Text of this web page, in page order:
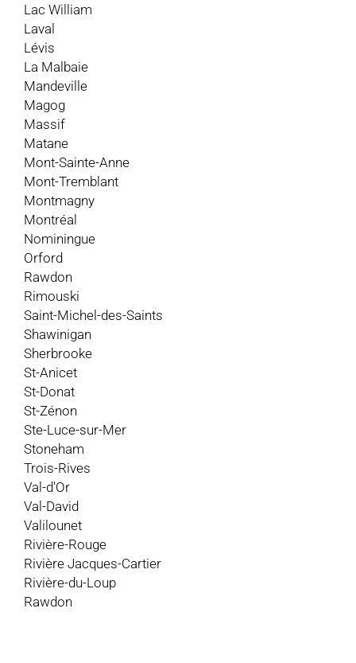
Lac William
Laval
Lévis
La Malbaie
Mandeville
Magog
Massif
Matane
Mont-Sainte-Anne
Mont-Tremblant
Montmagny
Montréal
Nominingue
Orford
Rawdon
Rimouski
Saint-Michel-des-Saints
Shawinigan
Sherbrooke
St-Anicet
St-Donat
St-Zénon
Ste-Luce-sur-Mer
Stoneham
Trois-Rives
Val-d'Or
Val-David
Valilounet
Rivière-Rouge
Rivière Jacques-Cartier
Rivière-du-Loup
Rawdon